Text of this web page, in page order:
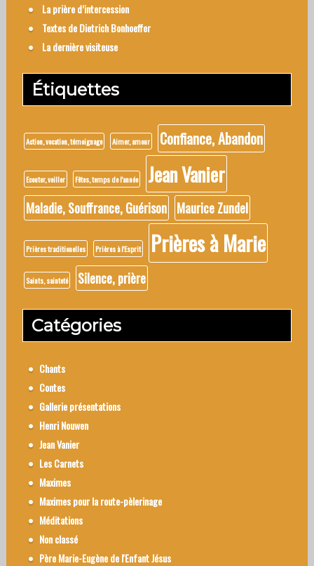
La prière d’intercession
Textes de Dietrich Bonhoeffer
La dernière visiteuse
Étiquettes
Action, vocation, témoignage Aimer, amour Confiance, Abandon
Ecouter, veiller Fêtes, temps de l'année Jean Vanier
Maladie, Souffrance, Guérison Maurice Zundel
Prières traditionelles Prières à l'Esprit Prières à Marie
Saints, sainteté Silence, prière
Catégories
Chants
Contes
Gallerie présentations
Henri Nouwen
Jean Vanier
Les Carnets
Maximes
Maximes pour la route-pèlerinage
Méditations
Non classé
Père Marie-Eugène de l'Enfant Jésus